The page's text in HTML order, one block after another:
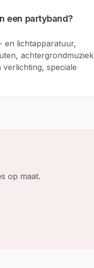
een partyband?
en lichtapparatuur,
achtergrondmuziek
speciale
op maat.